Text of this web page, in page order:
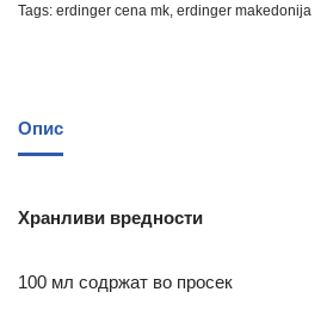
Tags: erdinger cena mk erdinger makedonija
Опис
Хранливи вредности
100 мл содржат во просек